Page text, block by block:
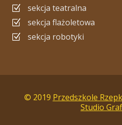
sekcja teatralna
sekcja flażoletowa
sekcja robotyki
© 2019 Przedszkole
Studio